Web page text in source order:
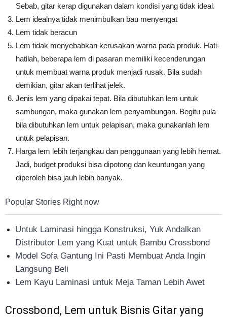
Sebab, gitar kerap digunakan dalam kondisi yang tidak ideal.
Lem idealnya tidak menimbulkan bau menyengat
Lem tidak beracun
Lem tidak menyebabkan kerusakan warna pada produk. Hati-
hatilah, beberapa lem di pasaran memiliki kecenderungan
untuk membuat warna produk menjadi rusak. Bila sudah
demikian, gitar akan terlihat jelek.
Jenis lem yang dipakai tepat. Bila dibutuhkan lem untuk
sambungan, maka gunakan lem penyambungan. Begitu pula
bila dibutuhkan lem untuk pelapisan, maka gunakanlah lem
untuk pelapisan.
Harga lem lebih terjangkau dan penggunaan yang lebih hemat.
Jadi, budget produksi bisa dipotong dan keuntungan yang
diperoleh bisa jauh lebih banyak.
Popular Stories Right now
Untuk Laminasi hingga Konstruksi, Yuk Andalkan
Distributor Lem yang Kuat untuk Bambu Crossbond
Model Sofa Gantung Ini Pasti Membuat Anda Ingin
Langsung Beli
Lem Kayu Laminasi untuk Meja Taman Lebih Awet
Crossbond, Lem untuk Bisnis Gitar yang